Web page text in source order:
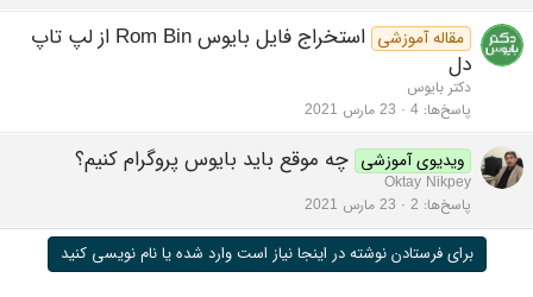
مقاله آموزشی
استخراج فایل بایوس Rom Bin از لپ تاپ
دل
دکتر بایوس
پاسخ‌ها 4 23 مارس 2021
ویدیوی آموزشی چه موقع باید بایوس پروگرام کنیم؟
Oktay Nikpey
پاسخ‌ها 2 23 مارس 2021
برای فرستادن نوشته در اینجا نیاز است وارد شده یا نام نویسی کنید